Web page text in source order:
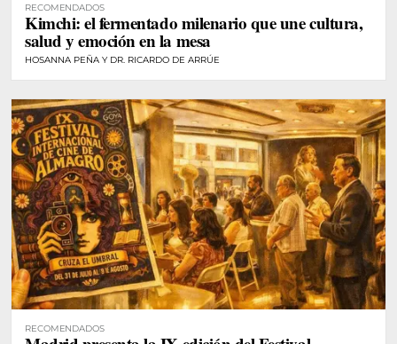
RECOMENDADOS
Kimchi: el fermentado milenario que une cultura,
salud y emoción en la mesa
HOSANNA PEÑA Y DR. RICARDO DE ARRÚE
RECOMENDADOS